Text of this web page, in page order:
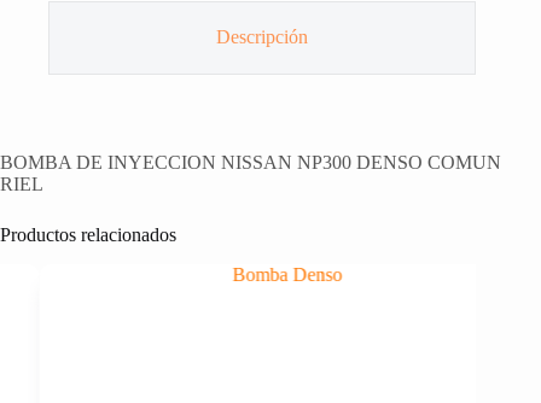
Descripción
BOMBA DE INYECCION NISSAN NP300 DENSO COMUN
RIEL
Productos relacionados